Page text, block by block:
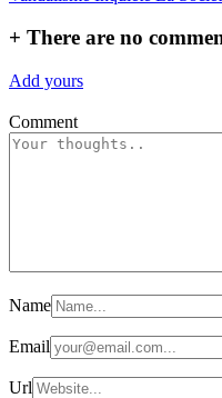
+ There are no
Add yours
Comment
Name
Email
Url